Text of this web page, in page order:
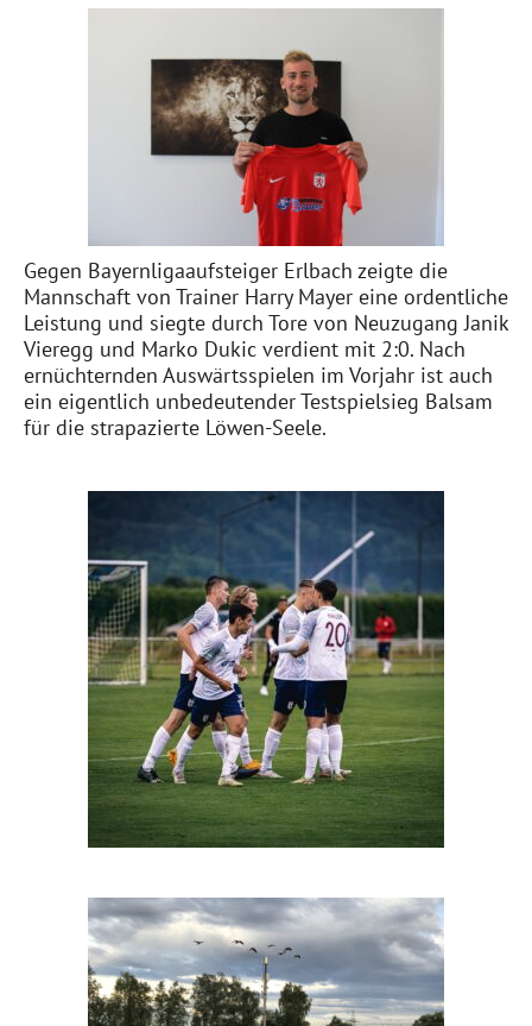
Gegen Bayernligaaufsteiger Erlbach zeigte die
Mannschaft von Trainer Harry Mayer eine ordentliche
Leistung und siegte durch Tore von Neuzugang Janik
Vieregg und Marko Dukic verdient mit 2:0. Nach
ernüchternden Auswärtsspielen im Vorjahr ist auch
ein eigentlich unbedeutender Testspielsieg Balsam
für die strapazierte Löwen-Seele.